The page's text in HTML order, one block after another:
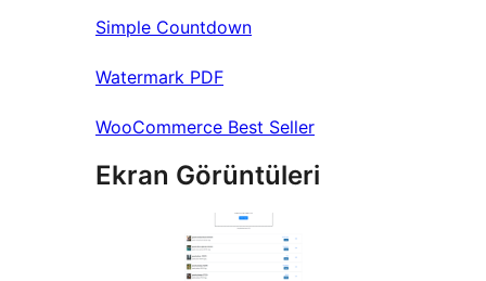
Simple Countdown
Watermark PDF
WooCommerce Best Seller
Ekran Görüntüleri